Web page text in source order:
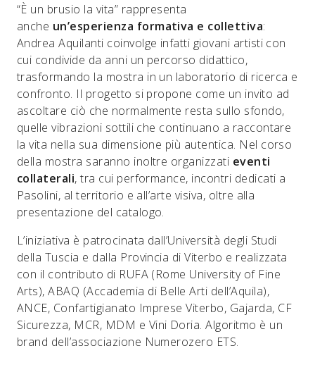
“È un brusio la vita” rappresenta
anche un’esperienza formativa e collettiva:
Andrea Aquilanti coinvolge infatti giovani artisti con
cui condivide da anni un percorso didattico,
trasformando la mostra in un laboratorio di ricerca e
confronto. Il progetto si propone come un invito ad
ascoltare ciò che normalmente resta sullo sfondo,
quelle vibrazioni sottili che continuano a raccontare
la vita nella sua dimensione più autentica. Nel corso
della mostra saranno inoltre organizzati eventi
collaterali, tra cui performance, incontri dedicati a
Pasolini, al territorio e all’arte visiva, oltre alla
presentazione del catalogo.
L’iniziativa è patrocinata dall’Università degli Studi
della Tuscia e dalla Provincia di Viterbo e realizzata
con il contributo di RUFA (Rome University of Fine
Arts), ABAQ (Accademia di Belle Arti dell’Aquila),
ANCE, Confartigianato Imprese Viterbo, Gajarda, CF
Sicurezza, MCR, MDM e Vini Doria. Algoritmo è un
brand dell’associazione Numerozero ETS.